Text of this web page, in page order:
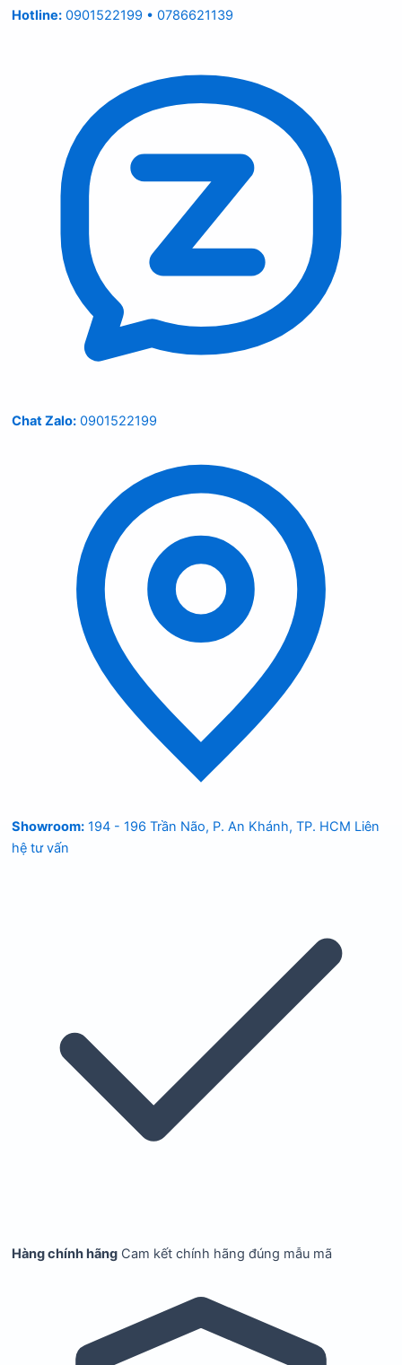
Hotline: 0901522199 • 0786621139
Chat Zalo: 0901522199
Showroom: 194 - 196 Trần Não, P. An Khánh, TP. HCM Liên
hệ tư vấn
Hàng chính hãng Cam kết chính hãng đúng mẫu mã